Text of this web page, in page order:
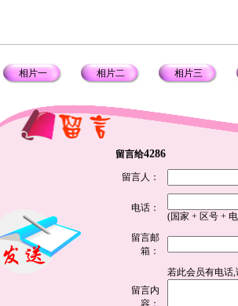
相片一 相片二 相片三
留言给4286
留言人：
电话：
(国家 + 区号 +
留言邮
箱：
留言内
容：
若此会员有电话